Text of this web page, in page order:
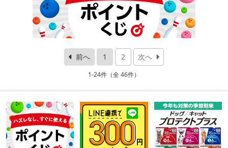
前へ 1 2 次へ
1-24件（全 46件）